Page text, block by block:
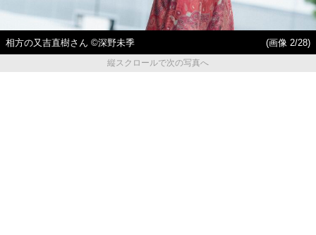
相方の又吉直樹さん ©深野未季
(画像 2/28)
縦スクロールで次の写真へ